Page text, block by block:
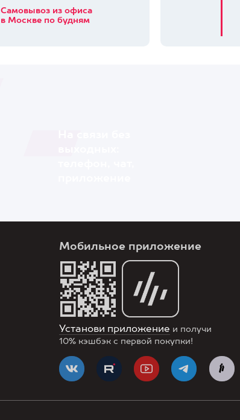
Самовывоз из офиса
в Москве по будням
Мобильное приложение
Установи приложение и получи
10% кэшбэк с первой покупки!